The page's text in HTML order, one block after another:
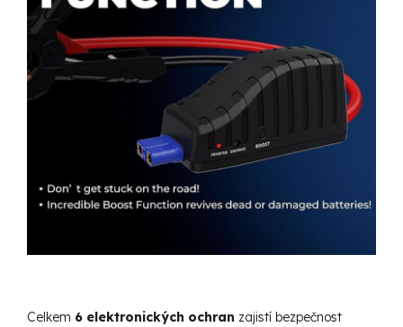
Celkem 6 elektronických ochran zajistí bezpečnost